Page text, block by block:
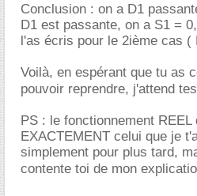
Conclusion : on a D1
D1 est passante, on a S1 =
l'as écris pour le 2ième cas (
Voilà, en espérant que tu as
pouvoir reprendre, j'attend
PS : le fonctionnement REEL
EXACTEMENT celui que je
simplement pour plus tard,
contente toi de mon